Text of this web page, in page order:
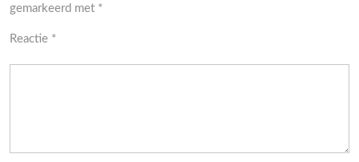
gemarkeerd met *
Reactie *